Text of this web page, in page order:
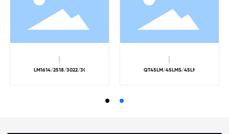
LM1614/2518/3022/3028/4028/6036/8545 QT45LM/45LMS/45LMY/45LMSY